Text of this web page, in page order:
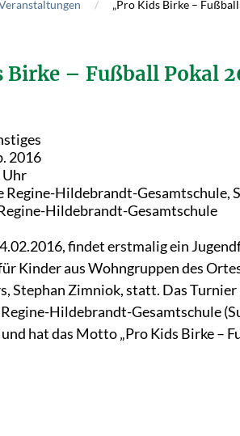
„Pro Kids Birke –
Birke – Fußball Pokal
2016
Uhr
Regine-Hildebrandt-Gesamtschule,
Hildebrandt-Gesamtschule
findet erstmalig ein
Kinder aus Wohngruppen des
Stephan Zimniok, statt. Das
Hildebrandt-Gesamtschule
hat das Motto „Pro Kids Birke –